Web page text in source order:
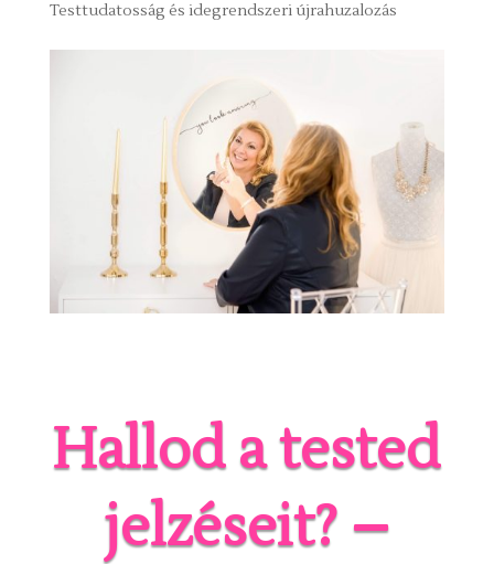
Testtudatosság és idegrendszeri újrahuzalozás
Hallod a tested
jelzéseit? –